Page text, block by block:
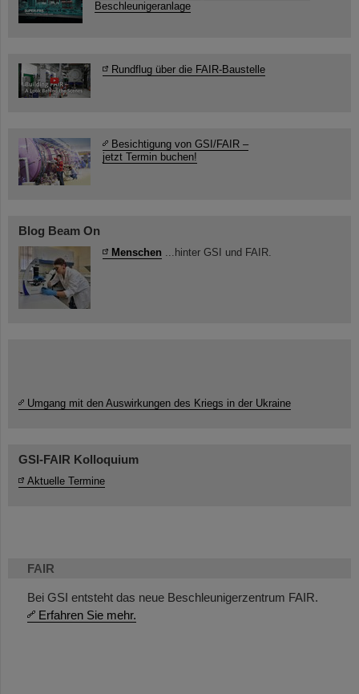
FAIR
Bei GSI entsteht das neue Beschleunigerzentrum FAIR.
Erfahren Sie mehr.
Beschleunigeranlage
Rundflug über die FAIR-Baustelle
Besichtigung von GSI/FAIR –
jetzt Termin buchen!
Blog Beam On
Menschen ...hinter GSI und FAIR.
Umgang mit den Auswirkungen des Kriegs in der Ukraine
GSI-FAIR Kolloquium
Aktuelle Termine